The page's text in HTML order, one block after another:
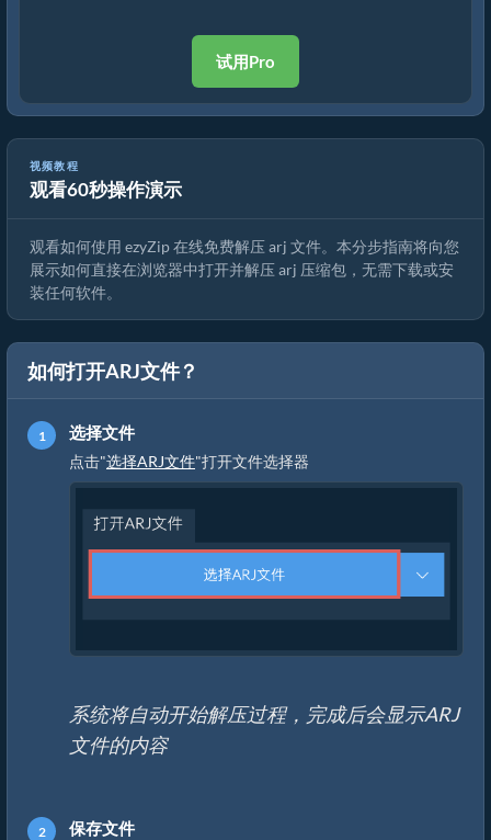
试用Pro
视频教程
观看60秒操作演示
如何使用 ezyZip 在线解压 arj 文件（免费，无需安装）
观看如何使用 ezyZip 在线免费解压 arj 文件。本分步指南将向您
展示如何直接在浏览器中打开并解压 arj 压缩包，无需下载或安
装任何软件。
如何打开ARJ文件？
选择文件
点击"选择ARJ文件"打开文件选择器
系统将自动开始解压过程，完成后会显示ARJ
文件的内容
保存文件